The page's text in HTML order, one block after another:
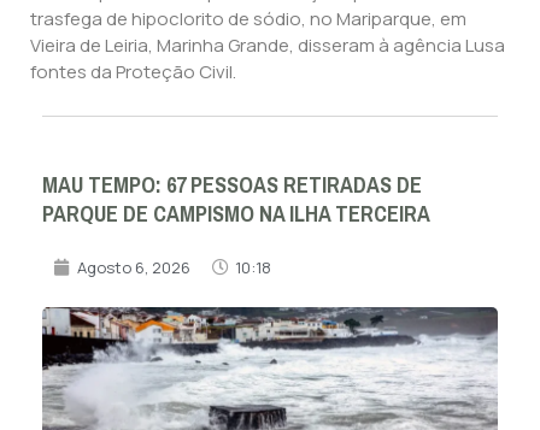
trasfega de hipoclorito de sódio, no Mariparque, em
Vieira de Leiria, Marinha Grande, disseram à agência Lusa
fontes da Proteção Civil.
MAU TEMPO: 67 PESSOAS RETIRADAS DE
PARQUE DE CAMPISMO NA ILHA TERCEIRA
Agosto 6, 2026 10:18